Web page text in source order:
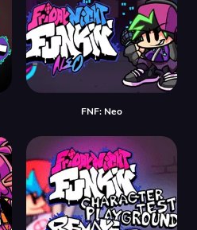
FNF: Neo